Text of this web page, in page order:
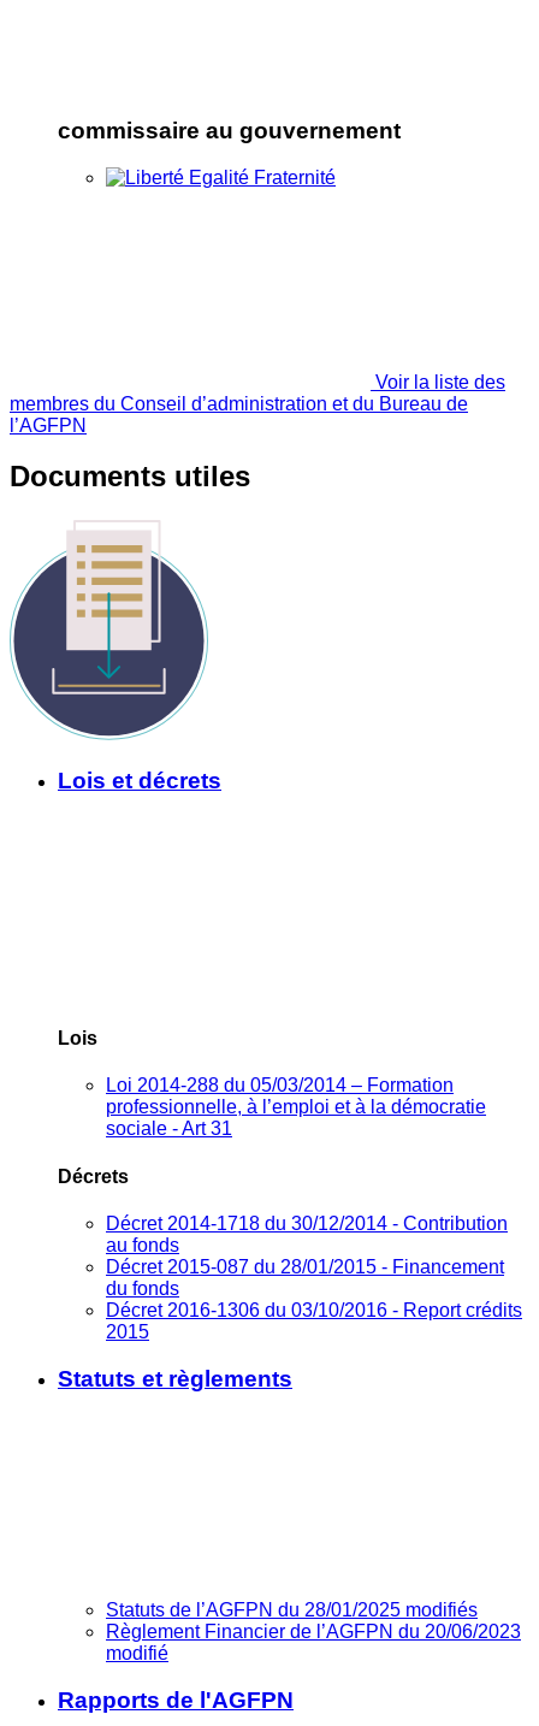
commissaire au gouvernement
Voir la liste des
membres du Conseil d’administration et du Bureau de
l’AGFPN
Documents utiles
Lois et décrets
Lois
Loi 2014-288 du 05/03/2014 – Formation
professionnelle, à l’emploi et à la démocratie
sociale - Art 31
Décrets
Décret 2014-1718 du 30/12/2014 - Contribution
au fonds
Décret 2015-087 du 28/01/2015 - Financement
du fonds
Décret 2016-1306 du 03/10/2016 - Report crédits
2015
Statuts et règlements
Statuts de l’AGFPN du 28/01/2025 modifiés
Règlement Financier de l’AGFPN du 20/06/2023
modifié
Rapports de l'AGFPN